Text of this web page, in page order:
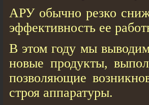
АРУ обычно резко
эффективность ее
В этом году мы
новые продукты,
позволяющие
строя аппаратуры.